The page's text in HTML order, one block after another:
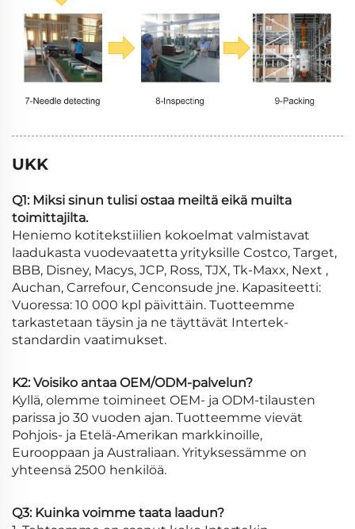
UKK
Q1: Miksi sinun tulisi ostaa meiltä eikä muilta
toimittajilta.
Heniemo kotitekstiilien kokoelmat valmistavat
laadukasta vuodevaatetta yrityksille Costco, Target,
BBB, Disney, Macys, JCP, Ross, TJX, Tk-Maxx, Next ,
Auchan, Carrefour, Cenconsude jne. Kapasiteetti:
Vuoressa: 10 000 kpl päivittäin. Tuotteemme
tarkastetaan täysin ja ne täyttävät Intertek-
standardin vaatimukset.
K2: Voisiko antaa OEM/ODM-palvelun?
Kyllä, olemme toimineet OEM- ja ODM-tilausten
parissa jo 30 vuoden ajan. Tuotteemme vievät
Pohjois- ja Etelä-Amerikan markkinoille,
Eurooppaan ja Australiaan. Yrityksessämme on
yhteensä 2500 henkilöä.
Q3: Kuinka voimme taata laadun?